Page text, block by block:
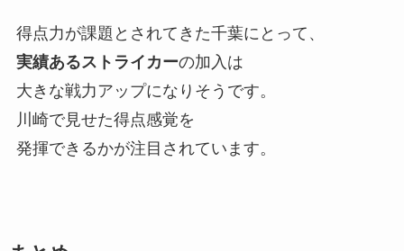
得点力が課題とされてきた千葉にとって、
実績あるストライカーの加入は
大きな戦力アップになりそうです。
川崎で見せた得点感覚を
発揮できるかが注目されています。